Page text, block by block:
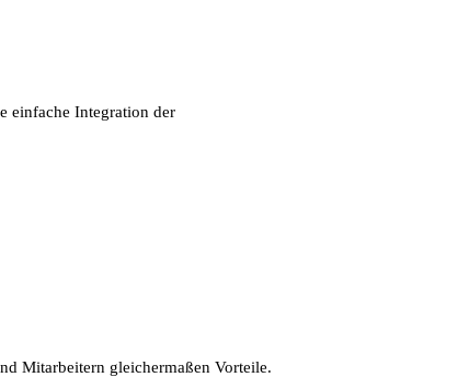
einfache Integration der
Mitarbeitern gleichermaßen Vorteile.